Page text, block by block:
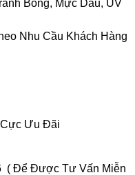
Bóng, Mực Dầu, UV
Nhu Cầu Khách Hàng
Ưu Đãi
Để Được Tư Vấn Miễn